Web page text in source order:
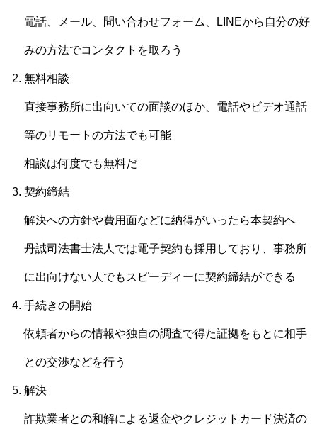
電話、メール、問い合わせフォーム、LINEから自分の好
みの方法でコンタクトを取ろう
無料相談
直接事務所に出向いての面談のほか、電話やビデオ通話
等のリモートの方法でも可能
相談は何度でも無料だ
契約締結
解決への方針や費用面などに納得がいったら本契約へ
丹誠司法書士法人では電子契約も採用しており、事務所
に出向けない人でもスピーディーに契約締結ができる
手続きの開始
依頼者からの情報や独自の調査で得た証拠をもとに相手
との交渉などを行う
解決
詐欺業者との和解による返金やクレジットカード決済の